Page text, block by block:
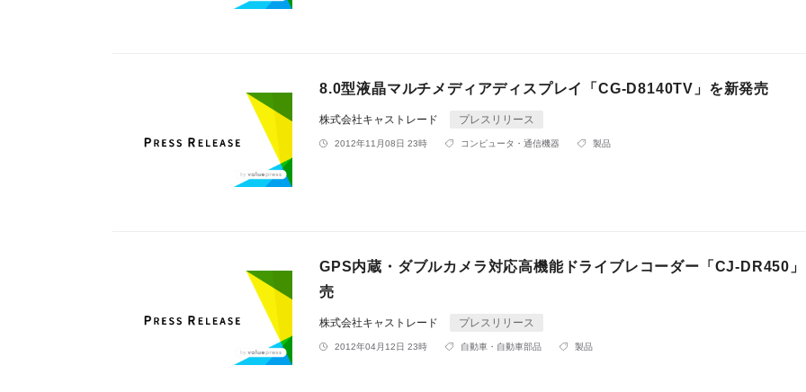
8.0型液晶マルチメディアディスプレイ「CG-D8140TV」を新発売
株式会社キャストレード プレスリリース
2012年11月08日 23時 コンピュータ・通信機器 製品
GPS内蔵・ダブルカメラ対応高機能ドライブレコーダー「CJ-DR450
売
株式会社キャストレード プレスリリース
2012年04月12日 23時 自動車・自動車部品 製品